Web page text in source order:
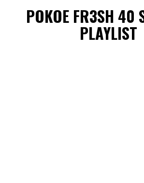
POKOE FR3SH 40
PLAYLIST